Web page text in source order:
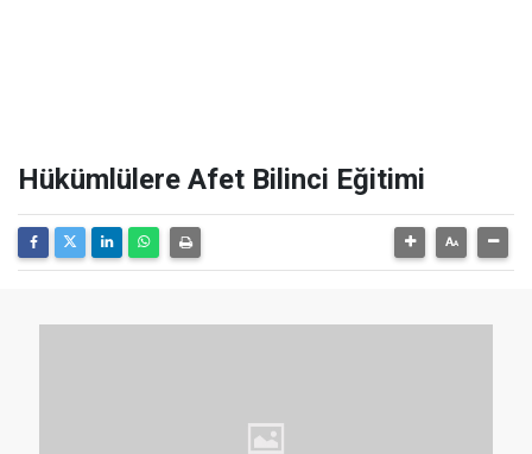
Hükümlülere Afet Bilinci Eğitimi